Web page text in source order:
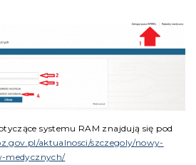
systemu RAM znajdują się pod
aktualnosci/szczegoly/nowy-
medycznych/